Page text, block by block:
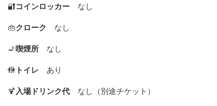
🔐コインロッカー なし
👜クローク なし
🚬喫煙所 なし
🚻 トイレ あり
🍹入場ドリンク代 なし（別途チケット）